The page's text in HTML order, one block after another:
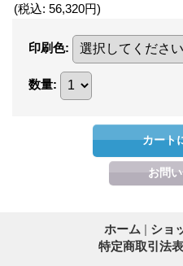
(税込: 56,320円)
印刷色:
数量:
ホーム | ショ
特定商取引法